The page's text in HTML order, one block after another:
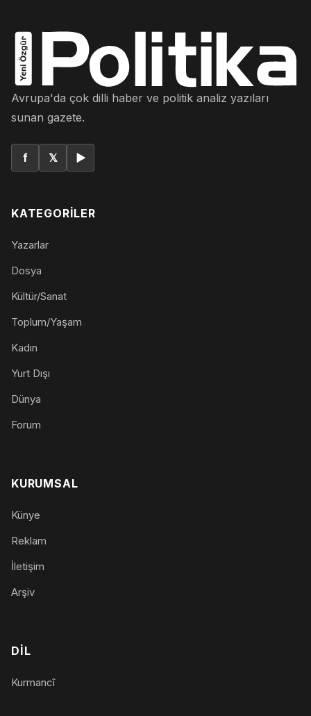
Avrupa'da çok dilli haber ve politik analiz yazıları
sunan gazete.
f 𝕏 ▶
KATEGORILER
Yazarlar
Dosya
Kültür/Sanat
Toplum/Yaşam
Kadın
Yurt Dışı
Dünya
Forum
KURUMSAL
Künye
Reklam
İletişim
Arşiv
DIL
Kurmancî